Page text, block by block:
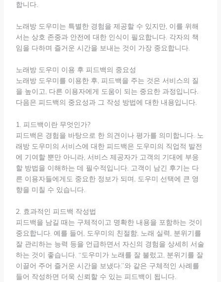
합니다.
노래방 도우미는 특별한 경험을 제공할 수 있지만, 이를 위해
서는 상호 존중과 안전에 대한 인식이 필요합니다. 각자의 책
임을 다하며 즐거운 시간을 보내는 것이 가장 중요합니다.
노래방 도우미 이용 후 피드백의 중요성
노래방 도우미를 이용한 후, 피드백을 주는 것은 서비스의 질
을 높이고, 다른 이용자에게 도움이 되는 중요한 과정입니다.
다음은 피드백의 중요성과 그 작성 방법에 대한 내용입니다.
1. 피드백이란 무엇인가?
피드백은 경험을 바탕으로 한 의견이나 평가를 의미합니다. 노
래방 도우미의 서비스에 대한 피드백은 도우미의 직업적 발전
에 기여할 뿐만 아니라, 서비스 제공자가 고객의 기대에 부응
할 방법을 이해하는 데 필수적입니다. 고객이 남긴 후기는 다
른 이용자들에게도 중요한 정보가 되며, 도우미 선택에 큰 영
향을 미칠 수 있습니다.
2. 효과적인 피드백 작성법
피드백을 남길 때는 구체적이고 명확한 내용을 포함하는 것이
중요합니다. 예를 들어, 도우미의 친절함, 노래 실력, 분위기를
잘 관리하는 능력 등을 언급하면서 자신의 경험을 상세히 서술
하는 것이 좋습니다. “도우미가 노래를 잘 불렀고, 분위기를 잘
이끌어 주어 즐거운 시간을 보냈다.”와 같은 구체적인 사례를
들어 작성하면 더욱 신뢰할 수 있는 피드백이 됩니다.